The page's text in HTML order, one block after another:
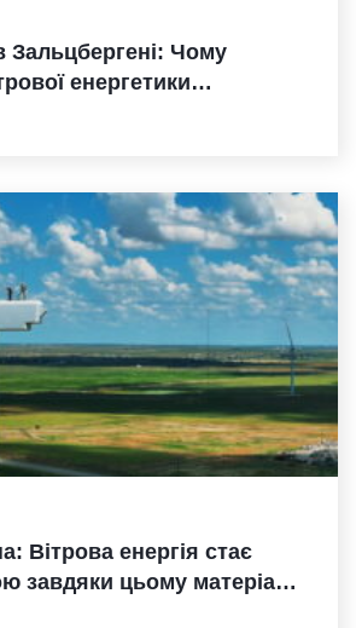
Зальцбергені: Чому
енергетики
Вітрова енергія стає
завдяки цьому матеріалу